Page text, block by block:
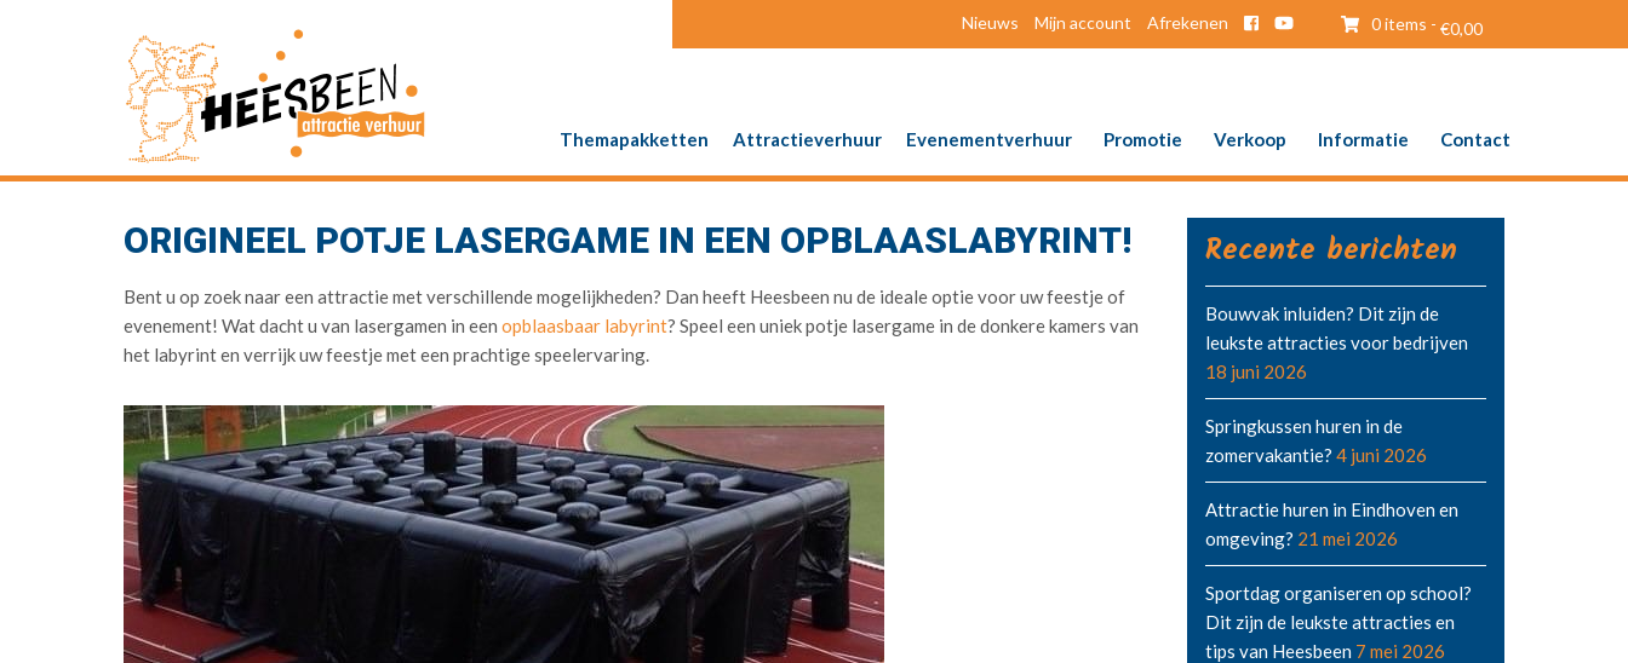
0 items - €0,00
Nieuws Mijn account Afrekenen
Themapakketten Attractieverhuur Evenementverhuur Promotie Verkoop Informatie Contact
ORIGINEEL POTJE LASERGAME IN EEN OPBLAASLABYRINT!
Bent u op zoek naar een attractie met verschillende mogelijkheden? Dan heeft Heesbeen nu de ideale optie voor uw feestje of
evenement! Wat dacht u van lasergamen in een opblaasbaar labyrint? Speel een uniek potje lasergame in de donkere kamers van
het labyrint en verrijk uw feestje met een prachtige speelervaring.
Recente berichten
Bouwvak inluiden? Dit zijn de
leukste attracties voor bedrijven
18 juni 2026
Springkussen huren in de
zomervakantie? 4 juni 2026
Attractie huren in Eindhoven en
omgeving? 21 mei 2026
Sportdag organiseren op school?
Dit zijn de leukste attracties en
tips van Heesbeen 7 mei 2026